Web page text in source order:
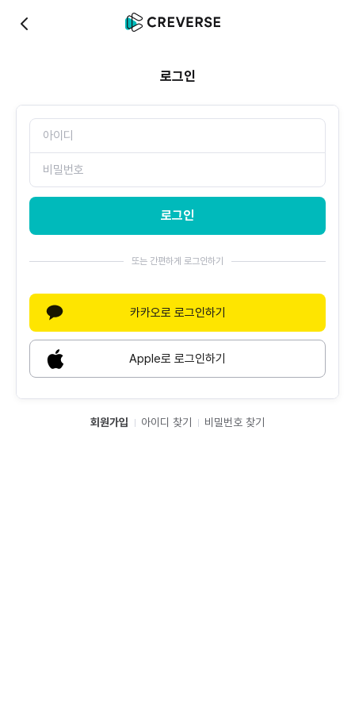
로그인
로그인
또는 간편하게 로그인하기
카카오로 로그인하기
Apple로 로그인하기
회원가입 아이디 찾기 비밀번호 찾기